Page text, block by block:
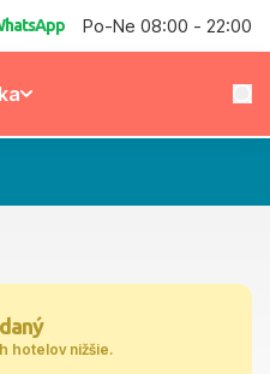
Po-Ne 08:00 - 22:00
hotelov nižšie.